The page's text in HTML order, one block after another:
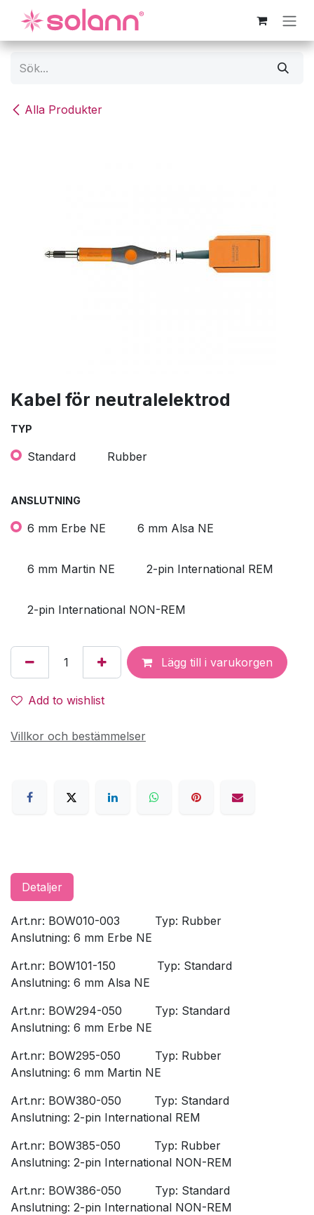
Hoppa till innehåll
Alla Produkter
Kabel för neutralelektrod
TYP
Standard Rubber
ANSLUTNING
6 mm Erbe NE 6 mm Alsa NE
6 mm Martin NE 2-pin International REM
2-pin International NON-REM
Lägg till i varukorgen
Add to wishlist
Villkor och bestämmelser
Detaljer
Art.nr: BOW010-003 ​Typ: Rubber
Anslutning: 6 mm Erbe NE
Art.nr: BOW101-150
​Typ: Standard
Anslutning: 6 mm Alsa NE
Art.nr: BOW294-050
​Typ: Standard
Anslutning: 6 mm Erbe NE
Art.nr: BOW295-050
​Typ: Rubber
Anslutning: 6 mm Martin NE
Art.nr: BOW380-050
​Typ: Standard
Anslutning: 2-pin International REM
Art.nr: BOW385-050
​Typ: Rubber
Anslutning: 2-pin International NON-REM
Art.nr: BOW386-050
​Typ: Standard
Anslutning: 2-pin International NON-REM